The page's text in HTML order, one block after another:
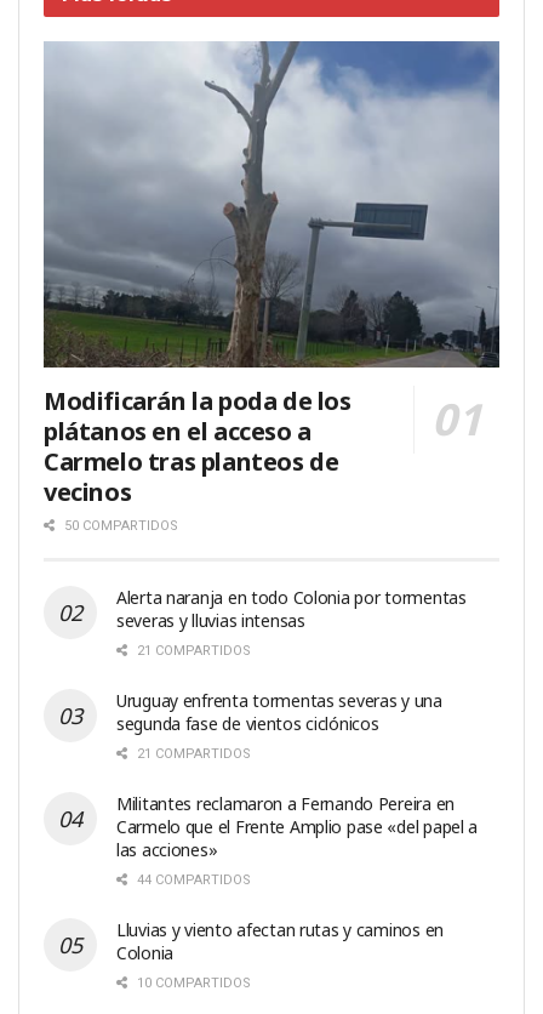
Modificarán la poda de los
plátanos en el acceso a
Carmelo tras planteos de
vecinos
50 COMPARTIDOS
Alerta naranja en todo Colonia por tormentas
severas y lluvias intensas
21 COMPARTIDOS
Uruguay enfrenta tormentas severas y una
segunda fase de vientos ciclónicos
21 COMPARTIDOS
Militantes reclamaron a Fernando Pereira en
Carmelo que el Frente Amplio pase «del papel a
las acciones»
44 COMPARTIDOS
Lluvias y viento afectan rutas y caminos en
Colonia
10 COMPARTIDOS